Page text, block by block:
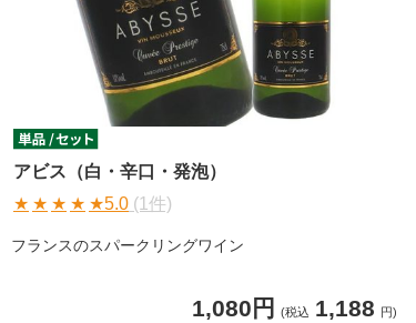
アビス（白・辛口・発泡）
★ ★ ★ ★ ★5.0 (1件)
フランスのスパークリングワイン
1,080円 (税込 1,188 円)